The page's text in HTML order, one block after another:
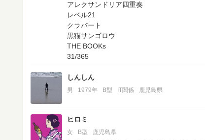
アレクサンドリア四重奏
レベル21
クラバート
黒猫サンゴロウ
THE BOOKs
31/365
しんしん
男 1979年 B型 IT関係 鹿児島県
ヒロミ
女 B型 鹿児島県